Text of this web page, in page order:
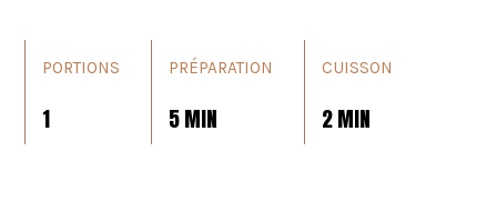
PORTIONS
1
PRÉPARATION
5 MIN
CUISSON
2 MIN